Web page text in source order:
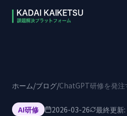
ホーム/ブログ/
AI研修 2026-03-26 最終更新: